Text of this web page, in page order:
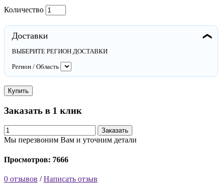
Количество
Доставки ❯
ВЫБЕРИТЕ РЕГИОН ДОСТАВКИ
Регион / Область
Купить
Заказать в 1 клик
Заказать
Мы перезвоним Вам и уточним детали
Просмотров: 7666
0 отзывов /Написать отзыв